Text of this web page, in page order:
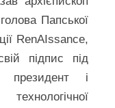
Папської
RenAIssance,
підпис під
і